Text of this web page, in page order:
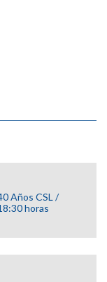
Años CSL /
horas